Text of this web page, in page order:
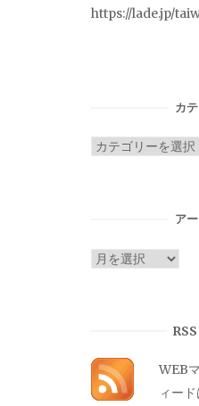
https://lade.jp/
カ
カ
ア
ア
WEB
ィー